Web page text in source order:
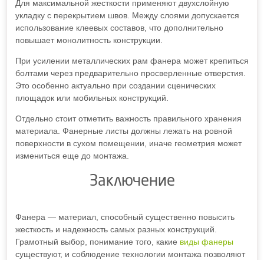
Для максимальной жесткости применяют двухслойную
укладку с перекрытием швов. Между слоями допускается
использование клеевых составов, что дополнительно
повышает монолитность конструкции.
При усилении металлических рам фанера может крепиться
болтами через предварительно просверленные отверстия.
Это особенно актуально при создании сценических
площадок или мобильных конструкций.
Отдельно стоит отметить важность правильного хранения
материала. Фанерные листы должны лежать на ровной
поверхности в сухом помещении, иначе геометрия может
измениться еще до монтажа.
Заключение
Фанера — материал, способный существенно повысить
жесткость и надежность самых разных конструкций.
Грамотный выбор, понимание того, какие виды фанеры
существуют, и соблюдение технологии монтажа позволяют